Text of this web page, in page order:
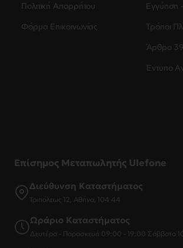
Πολιτική Απορρήτου
Φόρμα Επικοινωνίας
Εγγύηση
Άρθρο
Έντυπο
Επίσημος Μεταπωλητής Ulefone
Διεύθυνση Καταστήματος
Τριπόλεως 12, Αθήνα, 104 44
Ωράριο Καταστήματος
Δευτέρα - Παρασκευή 09:00 - 19:00 Σάββατο